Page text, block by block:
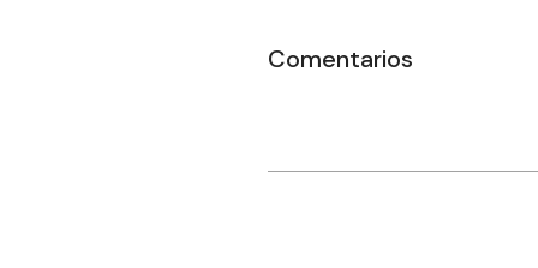
Comentarios